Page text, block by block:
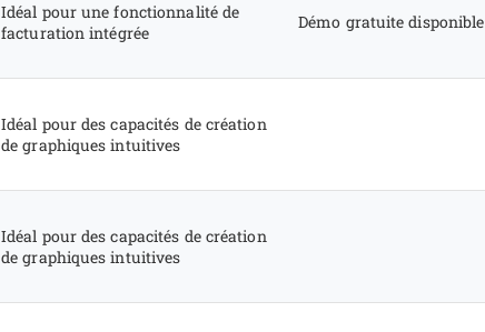
Idéal pour une fonctionnalité de
facturation intégrée
Démo gratuite disponible
Idéal pour des capacités de création
de graphiques intuitives
Idéal pour des capacités de création
de graphiques intuitives